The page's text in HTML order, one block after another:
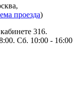
проезда)
316.
Сб. 10:00 - 16:00